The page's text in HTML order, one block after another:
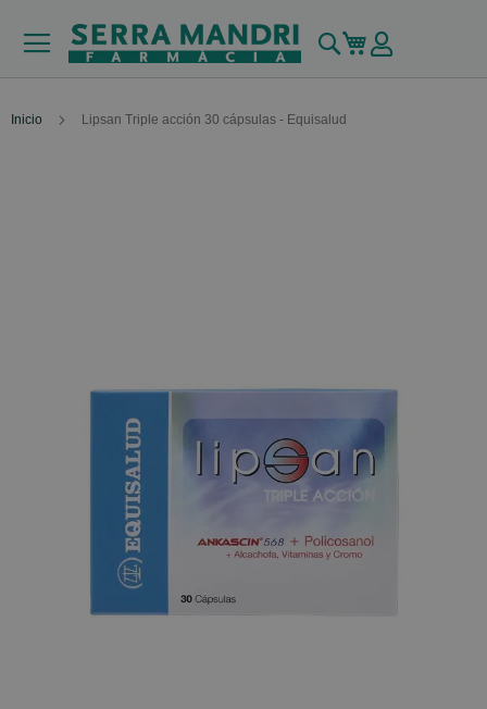
Buscar
Mi carrito
Inicio Lipsan Triple acción 30 cápsulas - Equisalud